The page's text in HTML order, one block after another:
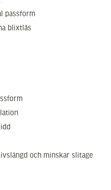
passform
blixtlås
och minskar slitage